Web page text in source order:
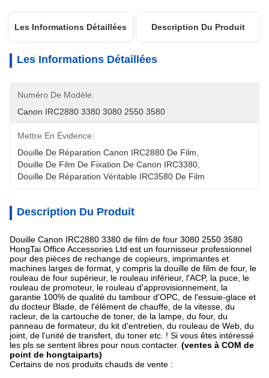
Les Informations Détaillées Description Du Produit
Les Informations Détaillées
Numéro De Modèle:
Canon IRC2880 3380 3080 2550 3580
Mettre En Évidence:
Douille De Réparation Canon IRC2880 De Film
Douille De Film De Fixation De Canon IRC3380
Douille De Réparation Véritable IRC3580 De Film
Description Du Produit
Douille Canon IRC2880 3380 de film de four 3080 2550 3580
HongTai Office Accessories Ltd est un fournisseur professionnel
pour des pièces de rechange de copieurs, imprimantes et
machines larges de format, y compris la douille de film de four, le
rouleau de four supérieur, le rouleau inférieur, l'ACP, la puce, le
rouleau de promoteur, le rouleau d'approvisionnement, la
garantie 100% de qualité du tambour d'OPC, de l'essuie-glace et
du docteur Blade, de l'élément de chauffe, de la vitesse, du
racleur, de la cartouche de toner, de la lampe, du four, du
panneau de formateur, du kit d'entretien, du rouleau de Web, du
joint, de l'unité de transfert, du toner etc. ! Si vous êtes intéressé
les pls se sentent libres pour nous contacter. (ventes à COM de
point de hongtaiparts)
Certains de nos produits chauds de vente :